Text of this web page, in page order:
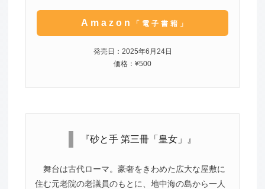
Amazon 「電子書籍」
発売日：2025年6月24日
価格：¥500
『砂と手 第三冊「皇女」』
舞台は古代ローマ。豪奢をきわめた広大な屋敷に
住む元老院の老議員のもとに、地中海の島から一人